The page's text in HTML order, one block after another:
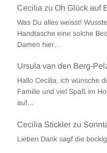
Cecilia zu Oh Glück auf
Was Du alles weisst!
Handtasche eine solche
Damen hier…
Ursula van den Berg-
Hallo Cecilia, ich wünsche
Familie und viel Spaß im
auf…
Cecilia Sticklerzu
Lieben Dank sagf die